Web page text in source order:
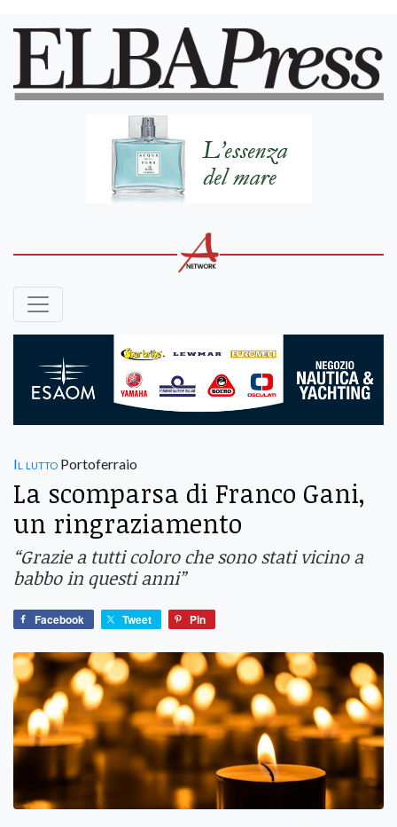
Il lutto Portoferraio
La scomparsa di Franco Gani,
un ringraziamento
“Grazie a tutti coloro che sono stati vicino a
babbo in questi anni”
Facebook Tweet Pin